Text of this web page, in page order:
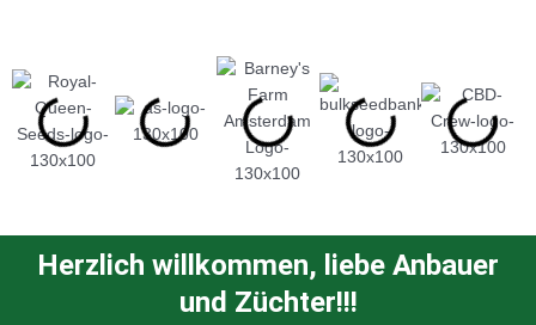
Herzlich willkommen, liebe Anbauer
und Züchter!!!